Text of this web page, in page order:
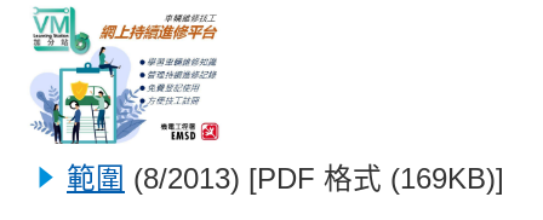
範圍 (8/2013) [PDF 格式 (169KB)]